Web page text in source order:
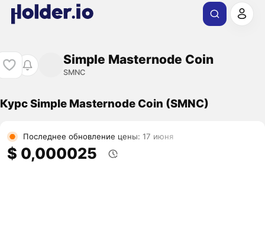
Simple Masternode Coin
SMNC
Курс Simple Masternode Coin (SMNC)
Последнее обновление цены: 17 июня
$ 0,000025